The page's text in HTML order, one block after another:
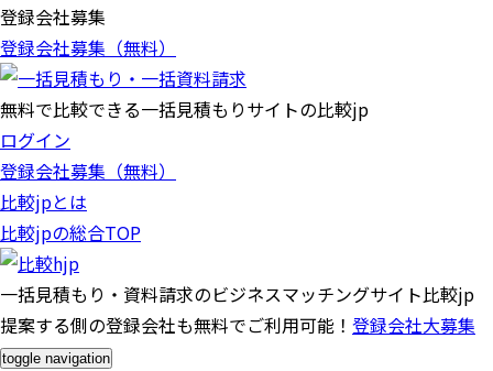
登録会社募集
登録会社募集（無料）
無料で比較できる一括見積もりサイトの比較jp
ログイン
登録会社募集（無料）
比較jpとは
比較jpの総合TOP
一括見積もり・資料請求のビジネスマッチングサイト比較jp
提案する側の登録会社も無料でご利用可能！ 登録会社大募集
toggle navigation